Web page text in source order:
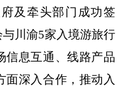
及牵头部门成功签
川渝5家入境游旅行
信息互通、线路产品
面深入合作，推动入